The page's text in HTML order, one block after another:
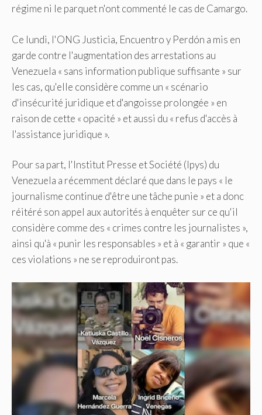
régime ni le parquet n'ont commenté le cas de Camargo.
Ce lundi, l'ONG Justicia, Encuentro y Perdón a mis en
garde contre l'augmentation des arrestations au
Venezuela « sans information publique suffisante » sur
les cas, qu'elle considère comme un « scénario
d'insécurité juridique et d'angoisse prolongée » en
raison de cette « opacité » et aussi du « refus d'accès à
l'assistance juridique ».
Pour sa part, l'Institut Presse et Société (Ipys) du
Venezuela a récemment déclaré que dans le pays « le
journalisme continue d'être une tâche punie » et a donc
réitéré son appel aux autorités à enquêter sur ce qu'il
considère comme des « crimes contre les journalistes »,
ainsi qu'à « punir les responsables » et à « garantir » que «
ces violations » ne se reproduiront pas.